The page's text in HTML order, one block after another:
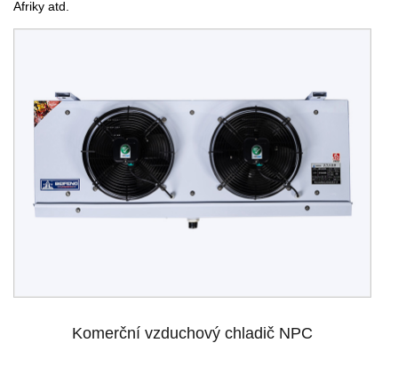
Afriky atd.
Komerční vzduchový chladič NPC